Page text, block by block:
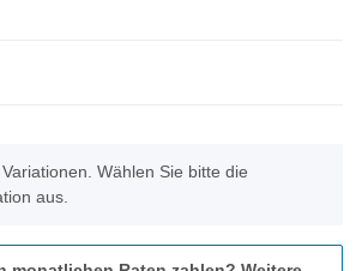
Wählen Sie bitte die
aus.